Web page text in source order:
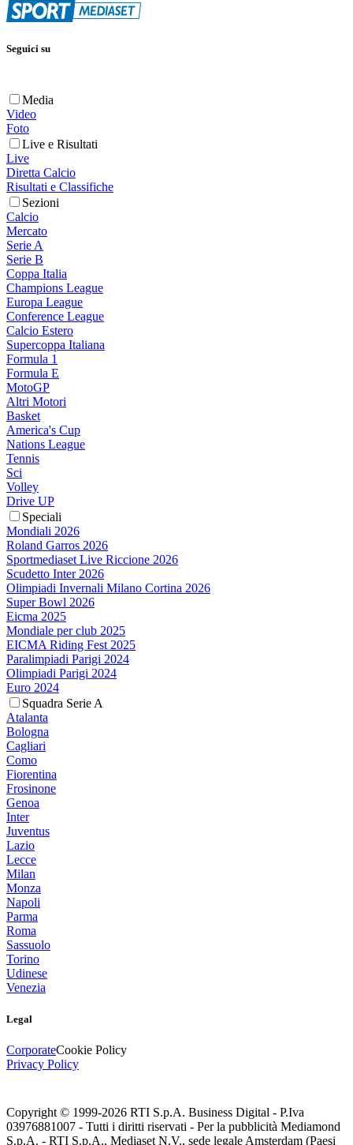
Seguici su
Media
Video
Foto
Live e Risultati
Live
Diretta Calcio
Risultati e Classifiche
Sezioni
Calcio
Mercato
Serie A
Serie B
Coppa Italia
Champions League
Europa League
Conference League
Calcio Estero
Supercoppa Italiana
Formula 1
Formula E
MotoGP
Altri Motori
Basket
America's Cup
Nations League
Tennis
Sci
Volley
Drive UP
Speciali
Mondiali 2026
Roland Garros 2026
Sportmediaset Live Riccione 2026
Scudetto Inter 2026
Olimpiadi Invernali Milano Cortina 2026
Super Bowl 2026
Eicma 2025
Mondiale per club 2025
EICMA Riding Fest 2025
Paralimpiadi Parigi 2024
Olimpiadi Parigi 2024
Euro 2024
Squadra Serie A
Atalanta
Bologna
Cagliari
Como
Fiorentina
Frosinone
Genoa
Inter
Juventus
Lazio
Lecce
Milan
Monza
Napoli
Parma
Roma
Sassuolo
Torino
Udinese
Venezia
Legal
CorporateCookie Policy
Privacy Policy
Copyright © 1999-2026 RTI S.p.A. Business Digital - P.Iva
03976881007 - Tutti i diritti riservati - Per la pubblicità Mediamond
S.p.A. - RTI S.p.A., Mediaset N.V., sede legale Amsterdam (Paesi